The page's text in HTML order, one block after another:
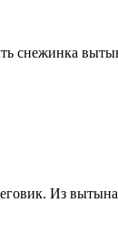
снежинка
Из